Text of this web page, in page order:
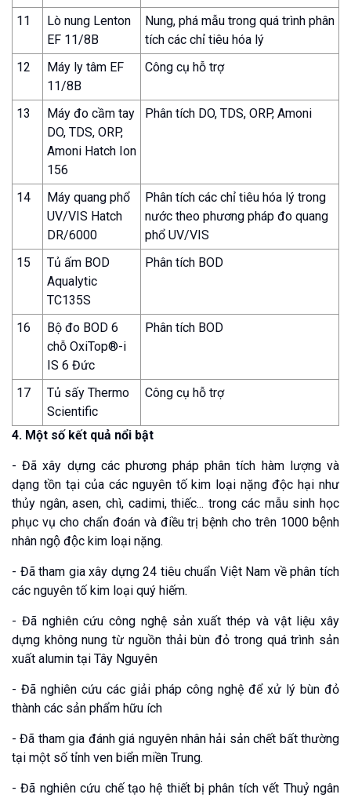
11
Lò nung Lenton
EF 11/8B
Nung, phá mẫu trong quá trình phân
tích các chỉ tiêu hóa lý
12
Máy ly tâm EF
11/8B
Công cụ hỗ trợ
13
Máy đo cầm tay
DO, TDS, ORP,
Amoni Hatch Ion
156
Phân tích DO, TDS, ORP, Amoni
14
Máy quang phổ
UV/VIS Hatch
DR/6000
Phân tích các chỉ tiêu hóa lý trong
nước theo phương pháp đo quang
phổ UV/VIS
15
Tủ ấm BOD
Aqualytic
TC135S
Phân tích BOD
16
Bộ đo BOD 6
chỗ OxiTop®-i
IS 6 Đức
Phân tích BOD
17
Tủ sấy Thermo
Scientific
Công cụ hỗ trợ
4. Một số kết quả nổi bật
- Đã xây dựng các phương pháp phân tích hàm lượng và
dạng tồn tại của các nguyên tố kim loại nặng độc hại như
thủy ngân, asen, chì, cadimi, thiếc... trong các mẫu sinh học
phục vụ cho chẩn đoán và điều trị bệnh cho trên 1000 bệnh
nhân ngộ độc kim loại nặng.
- Đã tham gia xây dựng 24 tiêu chuẩn Việt Nam về phân tích
các nguyên tố kim loại quý hiếm.
- Đã nghiên cứu công nghệ sản xuất thép và vật liệu xây
dựng không nung từ nguồn thải bùn đỏ trong quá trình sản
xuất alumin tại Tây Nguyên
- Đã nghiên cứu các giải pháp công nghệ để xử lý bùn đỏ
thành các sản phẩm hữu ích
- Đã tham gia đánh giá nguyên nhân hải sản chết bất thường
tại một số tỉnh ven biển miền Trung.
- Đã nghiên cứu chế tạo hệ thiết bị phân tích vết Thuỷ ngân